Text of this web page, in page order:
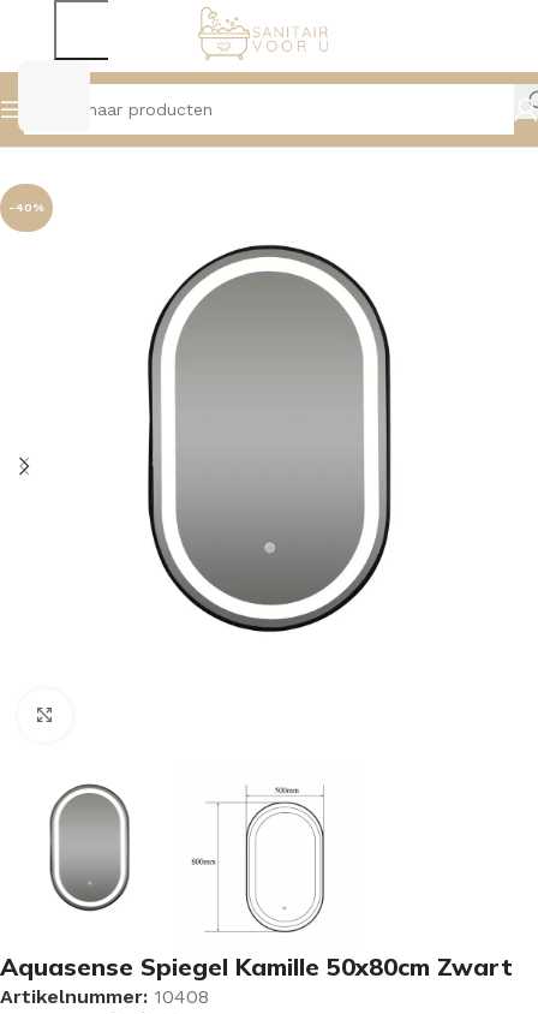
Home Spiegels Spiegels Met Verlichting
-40%
Aquasense Spiegel Kamille 50x80cm Zwart
Artikelnummer: 10408